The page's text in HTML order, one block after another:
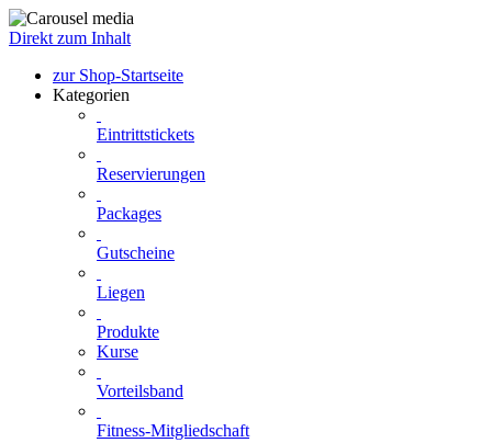
Direkt zum Inhalt
zur Shop-Startseite
Kategorien
Eintrittstickets
Reservierungen
Packages
Gutscheine
Liegen
Produkte
Kurse
Vorteilsband
Fitness-Mitgliedschaft